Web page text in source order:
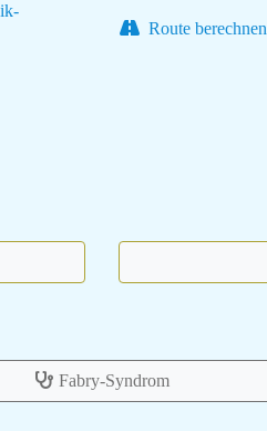
Route berechnen
Fabry-Syndrom